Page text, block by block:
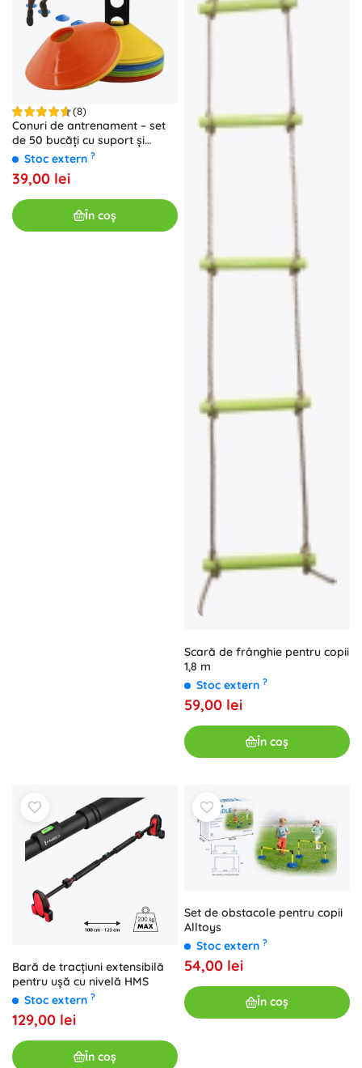
(8)
Conuri de antrenament – set
de 50 bucăți cu suport și
sacoșă din plasă
Stoc extern ?
39,00 lei
În coș
Scară de frânghie pentru copii
1,8 m
Stoc extern ?
59,00 lei
În coș
Bară de tracțiuni extensibilă
pentru ușă cu nivelă HMS
Stoc extern ?
129,00 lei
În coș
Set de obstacole pentru copii
Alltoys
Stoc extern ?
54,00 lei
În coș